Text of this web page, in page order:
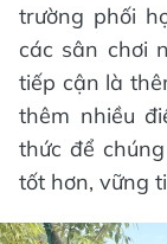
trường phối
các sân chơi
tiếp cận là
thêm nhiều
thức để
tốt hơn, vững